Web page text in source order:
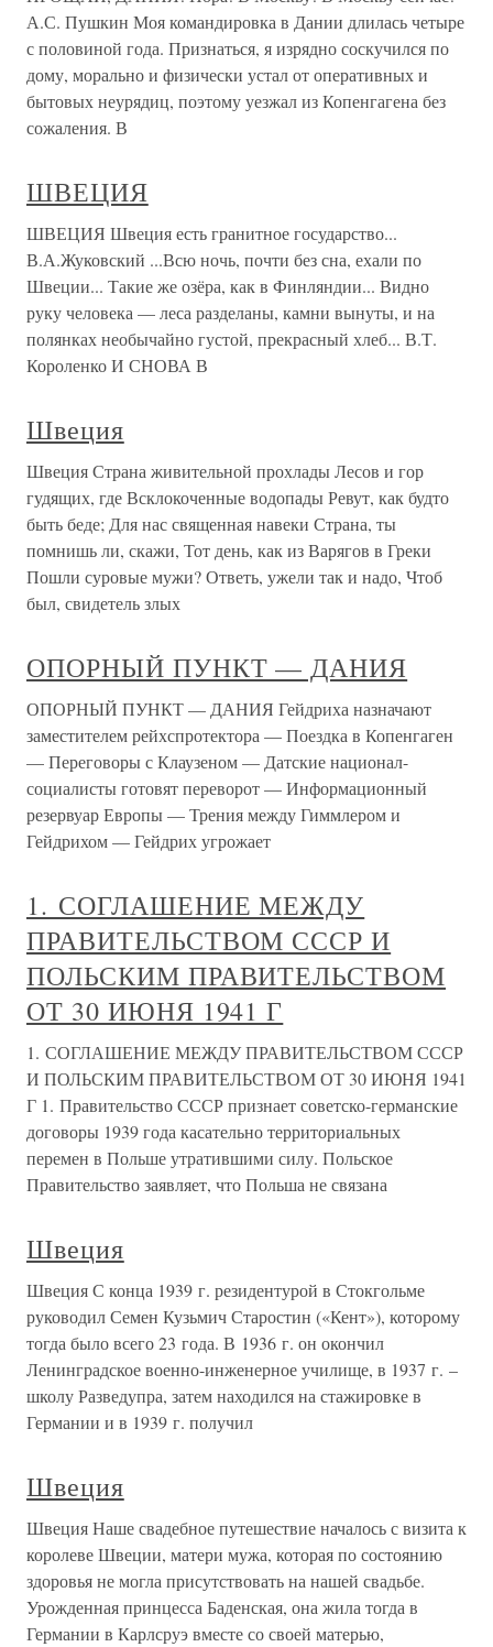
А.С. Пушкин Моя командировка в Дании длилась четыре
с половиной года. Признаться, я изрядно соскучился по
дому, морально и физически устал от оперативных и
бытовых неурядиц, поэтому уезжал из Копенгагена без
сожаления. В
ШВЕЦИЯ
ШВЕЦИЯ Швеция есть гранитное государство...
В.А.Жуковский ...Всю ночь, почти без сна, ехали по
Швеции... Такие же озёра, как в Финляндии... Видно
руку человека — леса разделаны, камни вынуты, и на
полянках необычайно густой, прекрасный хлеб... В.Т.
Короленко И СНОВА В
Швеция
Швеция Страна живительной прохлады Лесов и гор
гудящих, где Всклокоченные водопады Ревут, как будто
быть беде; Для нас священная навеки Страна, ты
помнишь ли, скажи, Тот день, как из Варягов в Греки
Пошли суровые мужи? Ответь, ужели так и надо, Чтоб
был, свидетель злых
ОПОРНЫЙ ПУНКТ — ДАНИЯ
ОПОРНЫЙ ПУНКТ — ДАНИЯ Гейдриха назначают
заместителем рейхспротектора — Поездка в Копенгаген
— Переговоры с Клаузеном — Датские национал-
социалисты готовят переворот — Информационный
резервуар Европы — Трения между Гиммлером и
Гейдрихом — Гейдрих угрожает
1. СОГЛАШЕНИЕ МЕЖДУ
ПРАВИТЕЛЬСТВОМ СССР И
ПОЛЬСКИМ ПРАВИТЕЛЬСТВОМ
ОТ 30 ИЮНЯ 1941 Г
1. СОГЛАШЕНИЕ МЕЖДУ ПРАВИТЕЛЬСТВОМ СССР
И ПОЛЬСКИМ ПРАВИТЕЛЬСТВОМ ОТ 30 ИЮНЯ 1941
Г 1. Правительство СССР признает советско-германские
договоры 1939 года касательно территориальных
перемен в Польше утратившими силу. Польское
Правительство заявляет, что Польша не связана
Швеция
Швеция С конца 1939 г. резидентурой в Стокгольме
руководил Семен Кузьмич Старостин («Кент»), которому
тогда было всего 23 года. В 1936 г. он окончил
Ленинградское военно-инженерное училище, в 1937 г. –
школу Разведупра, затем находился на стажировке в
Германии и в 1939 г. получил
Швеция
Швеция Наше свадебное путешествие началось с визита к
королеве Швеции, матери мужа, которая по состоянию
здоровья не могла присутствовать на нашей свадьбе.
Урожденная принцесса Баденская, она жила тогда в
Германии в Карлсруэ вместе со своей матерью,